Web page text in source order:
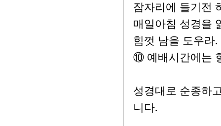
잠자리에 들기전
매일아침 성경을
힘껏 남을 도우라.
⑩ 예배시간에는
성경대로 순종하
니다.